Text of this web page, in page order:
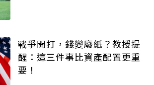
戰爭開打，錢變廢紙？教授提
醒：這三件事比資產配置更重
要！